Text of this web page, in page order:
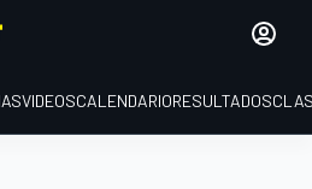
VIDEOSCALENDARIORESULTADOS